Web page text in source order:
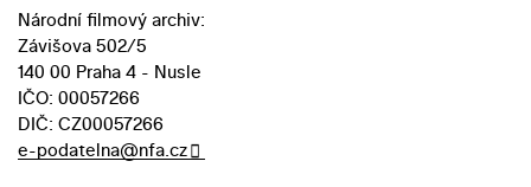
Národní filmový archiv:
Závišova 502/5
140 00 Praha 4 - Nusle
IČO: 00057266
DIČ: CZ00057266
e-podatelna@nfa.cz